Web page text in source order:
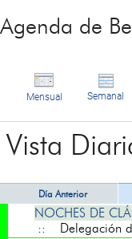
Agenda de
Mensual Semanal
Vista
Día Anterior
NOCHES DE
:: Delegación